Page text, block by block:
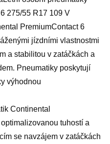
275/55 R17 109 V
PremiumContact 6
jízdními vlastnostmi
a stabilitou v zatáčkách a
Pneumatiky poskytují
výhodnou
Continental
tuhostí a
se navzájem v zatáčkách